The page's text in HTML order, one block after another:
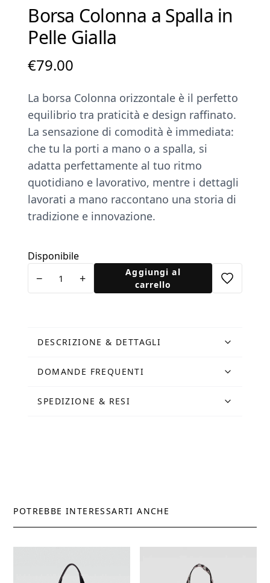
Borsa Colonna a Spalla in
Pelle Gialla
€79.00
La borsa Colonna orizzontale è il perfetto
equilibrio tra praticità e design raffinato.
La sensazione di comodità è immediata:
che tu la porti a mano o a spalla, si
adatta perfettamente al tuo ritmo
quotidiano e lavorativo, mentre i dettagli
lavorati a mano raccontano una storia di
tradizione e innovazione.
Disponibile
Colonna
Pelle
quantità
− +
Aggiungi al
carrello
DESCRIZIONE & DETTAGLI
DOMANDE FREQUENTI
SPEDIZIONE & RESI
POTREBBE INTERESSARTI ANCHE